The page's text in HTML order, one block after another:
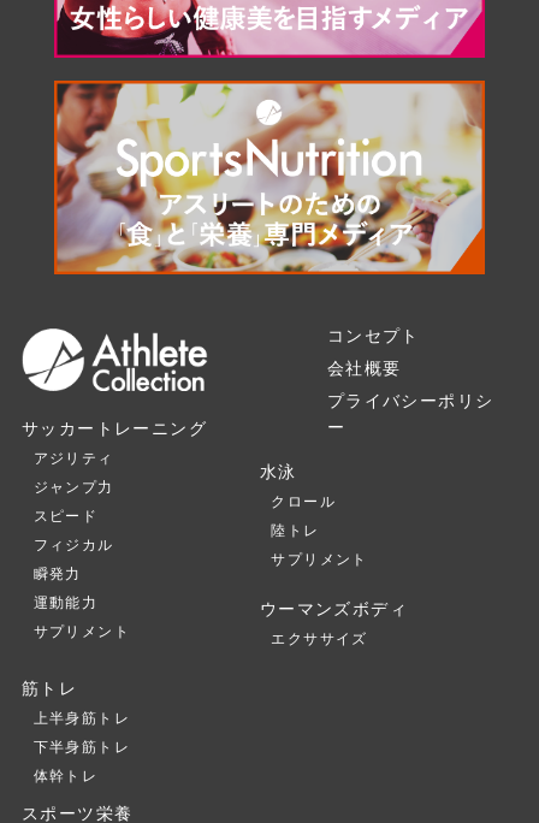
コンセプト
会社概要
プライバシーポリシ
ー
サッカートレーニング
アジリティ
ジャンプ力
スピード
フィジカル
瞬発力
運動能力
サプリメント
水泳
クロール
陸トレ
サプリメント
ウーマンズボディ
エクササイズ
筋トレ
上半身筋トレ
下半身筋トレ
体幹トレ
スポーツ栄養